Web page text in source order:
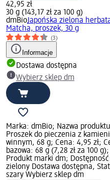
42,95 zł
30 g (143,17 zł za 100 g)
dmBioJapońska zielona
Matcha, proszek, 30 g
(3)
Informacje
Dostawa dostępna
Wybierz sklep dm
Marka: dmBio; Nazwa
Proszek do pieczenia z
winnym, 68 g; Cena: 4,95 zł;
bazowa: 68 g (7,28 zł za 100 g);
Produkt marki dm;
zielony Dostawa dostępna,
szary Wybierz sklep dm